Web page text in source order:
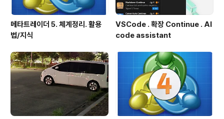
메타트레이더 5. 체계정리. 활용
법/지식
VSCode . 확장 Continue . AI
code assistant